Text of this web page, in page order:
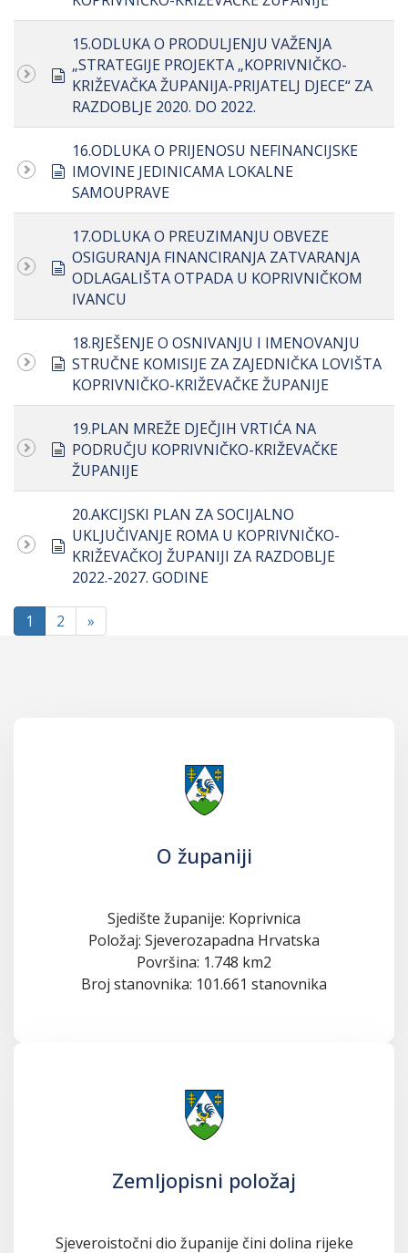
document
15.ODLUKA O PRODULJENJU VAŽENJA
„STRATEGIJE PROJEKTA „KOPRIVNIČKO-
KRIŽEVAČKA ŽUPANIJA-PRIJATELJ DJECE“ ZA
RAZDOBLJE 2020. DO 2022.
document
16.ODLUKA O PRIJENOSU NEFINANCIJSKE
IMOVINE JEDINICAMA LOKALNE
SAMOUPRAVE
document
17.ODLUKA O PREUZIMANJU OBVEZE
OSIGURANJA FINANCIRANJA ZATVARANJA
ODLAGALIŠTA OTPADA U KOPRIVNIČKOM
IVANCU
document
18.RJEŠENJE O OSNIVANJU I IMENOVANJU
STRUČNE KOMISIJE ZA ZAJEDNIČKA LOVIŠTA
KOPRIVNIČKO-KRIŽEVAČKE ŽUPANIJE
document
19.PLAN MREŽE DJEČJIH VRTIĆA NA
PODRUČJU KOPRIVNIČKO-KRIŽEVAČKE
ŽUPANIJE
document
20.AKCIJSKI PLAN ZA SOCIJALNO
UKLJUČIVANJE ROMA U KOPRIVNIČKO-
KRIŽEVAČKOJ ŽUPANIJI ZA RAZDOBLJE
2022.-2027. GODINE
1 2 »
O županiji
Sjedište županije: Koprivnica
Položaj: Sjeverozapadna Hrvatska
Površina: 1.748 km2
Broj stanovnika: 101.661 stanovnika
Zemljopisni položaj
Sjeveroistočni dio županije čini dolina rijeke